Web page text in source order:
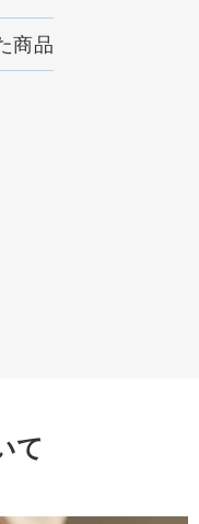
野における世界トップレ
ニッケル放出：合格
のご購入で通常配送無
のご購入で速達配送無
一部人気のある在庫も多
ご購入の際にお選び頂い
け日数が異なります。詳
。
します。)詳細は
商品
て